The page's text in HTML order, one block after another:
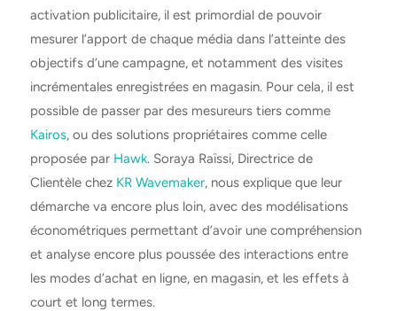
activation publicitaire, il est primordial de pouvoir
mesurer l’apport de chaque média dans l’atteinte des
objectifs d’une campagne, et notamment des visites
incrémentales enregistrées en magasin. Pour cela, il est
possible de passer par des mesureurs tiers comme
Kairos, ou des solutions propriétaires comme celle
proposée par Hawk. Soraya Raïssi, Directrice de
Clientèle chez KR Wavemaker, nous explique que leur
démarche va encore plus loin, avec des modélisations
économétriques permettant d’avoir une compréhension
et analyse encore plus poussée des interactions entre
les modes d’achat en ligne, en magasin, et les effets à
court et long termes.